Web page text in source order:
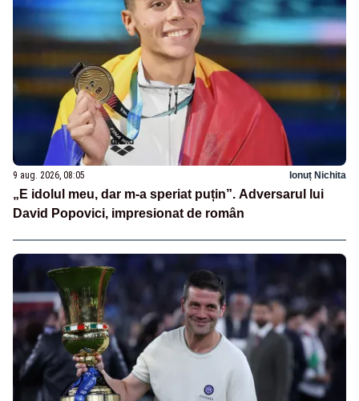
9 aug. 2026, 08:05 Ionuț Nichita
„E idolul meu, dar m-a speriat puțin”. Adversarul lui
David Popovici, impresionat de român